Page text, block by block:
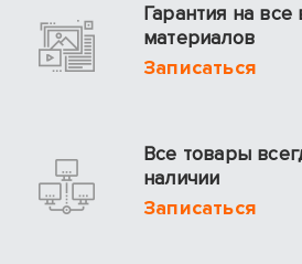
Гарантия на
материалов
Записаться
Все товары
наличии
Записаться